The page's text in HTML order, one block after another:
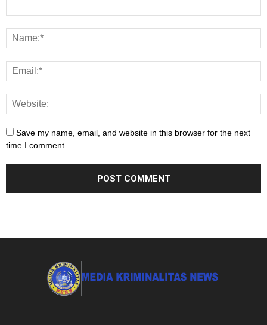
Save my name, email, and website in this browser for the next
time I comment.